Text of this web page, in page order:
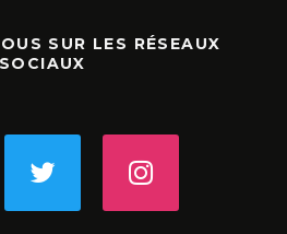
SUR LES RÉSEAUX
SOCIAUX